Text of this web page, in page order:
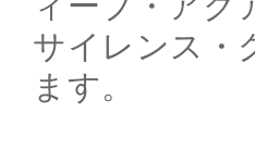
サイレンス・
ます。